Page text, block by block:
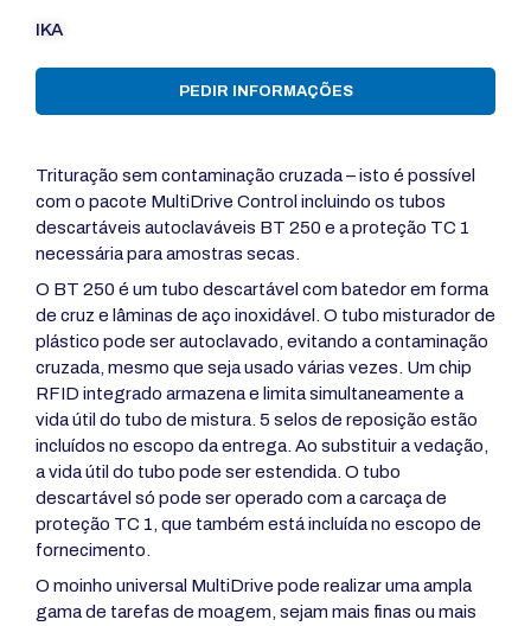
IKA
PEDIR INFORMAÇÕES
Trituração sem contaminação cruzada – isto é possível
com o pacote MultiDrive Control incluindo os tubos
descartáveis autoclaváveis BT 250 e a proteção TC 1
necessária para amostras secas.
O BT 250 é um tubo descartável com batedor em forma
de cruz e lâminas de aço inoxidável. O tubo misturador de
plástico pode ser autoclavado, evitando a contaminação
cruzada, mesmo que seja usado várias vezes. Um chip
RFID integrado armazena e limita simultaneamente a
vida útil do tubo de mistura. 5 selos de reposição estão
incluídos no escopo da entrega. Ao substituir a vedação,
a vida útil do tubo pode ser estendida. O tubo
descartável só pode ser operado com a carcaça de
proteção TC 1, que também está incluída no escopo de
fornecimento.
O moinho universal MultiDrive pode realizar uma ampla
gama de tarefas de moagem, sejam mais finas ou mais